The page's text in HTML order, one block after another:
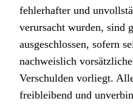
fehlerhafter und
verursacht wurden, sind
ausgeschlossen, sofern
nachweislich
Verschulden vorliegt.
freibleibend und